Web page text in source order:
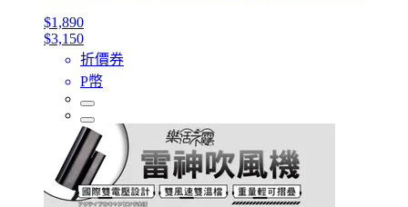
$1,890
$3,150
折價券
P幣